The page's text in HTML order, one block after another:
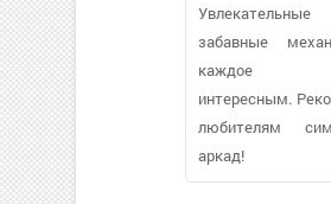
забавные
каждое
интересным.
любителям
аркад!